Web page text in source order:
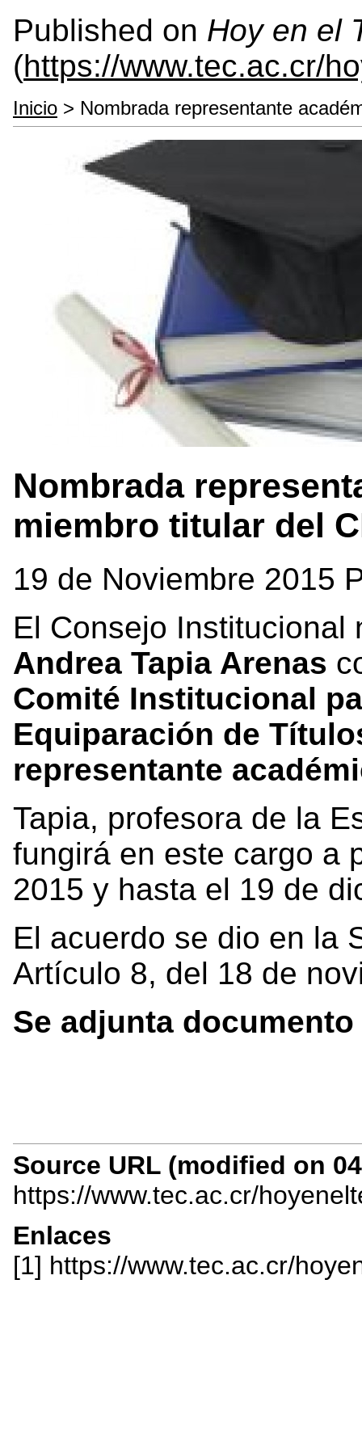
Published on Hoy en el
(https://www.tec.ac.cr/
Inicio > Nombrada representante
Nombrada
miembro titular del
19 de Noviembre 2015
El Consejo
Andrea Tapia Arenas
Comité Institucional
Equiparación de
representante
Tapia, profesora de la
fungirá en este cargo a
2015 y hasta el 19 de
El acuerdo se dio en la
Artículo 8, del 18 de
Se adjunta
Source URL (modified on
https://www.tec.ac.cr/
Enlaces
[1] https://www.tec.ac.cr/